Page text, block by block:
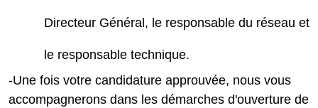
Directeur Général, le responsable du réseau et
le responsable technique.
-Une fois votre candidature approuvée, nous vous
accompagnerons dans les démarches d'ouverture de